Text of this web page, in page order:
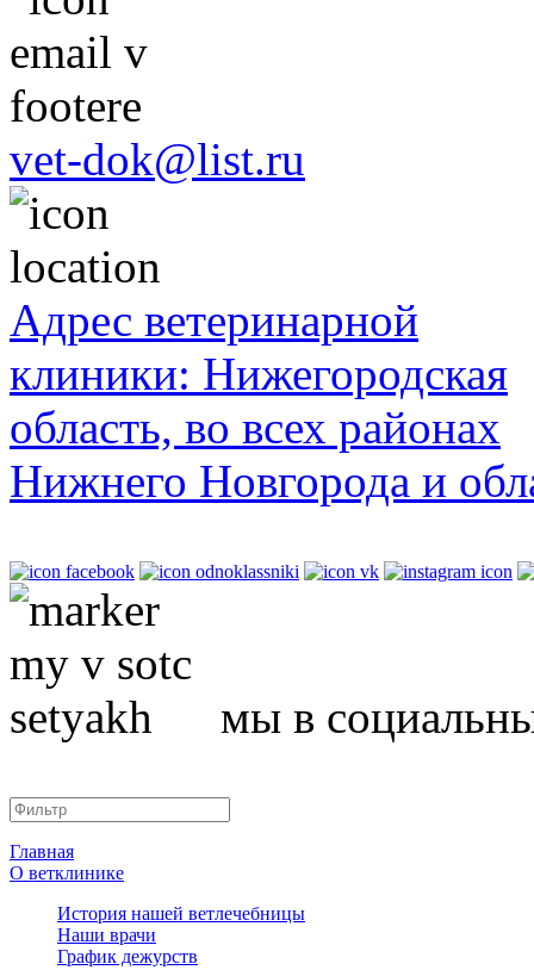
vet-dok@list.ru
Адрес ветеринарной
клиники: Нижегородская
область, во всех районах
Нижнего Новгорода и
мы в
Главная
О ветклинике
История нашей ветлечебницы
Наши врачи
График дежурств